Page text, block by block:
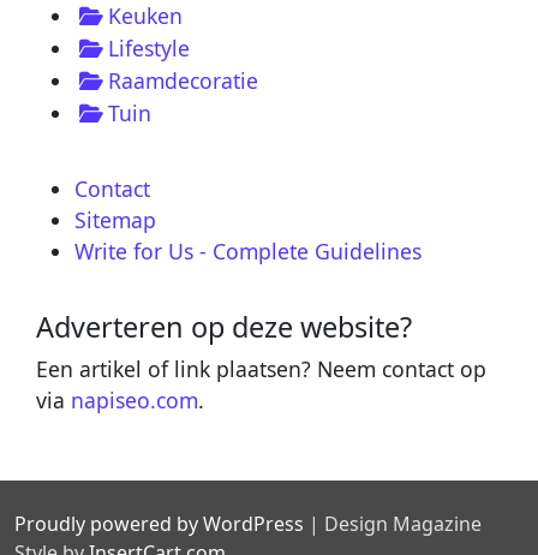
Keuken
Lifestyle
Raamdecoratie
Tuin
Contact
Sitemap
Write for Us - Complete Guidelines
Adverteren op deze website?
Een artikel of link plaatsen? Neem contact op
via napiseo.com.
Proudly powered by WordPress | Design Magazine